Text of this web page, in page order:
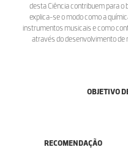
desta Ciência contribuem para o
explica-se o modo como a
instrumentos musicais e como
através do desenvolvimento de
OBJETIVO
RECOMENDAÇÃO